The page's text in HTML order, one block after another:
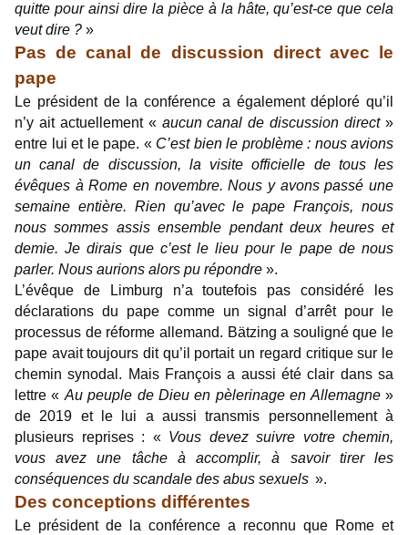
quitte pour ainsi dire la pièce à la hâte, qu’est-ce que cela
veut dire ? »
Pas de canal de discussion direct avec le
pape
Le président de la conférence a également déploré qu’il
n’y ait actuellement « aucun canal de discussion direct»
entre lui et le pape. « C’est bien le problème : nous avions
un canal de discussion, la visite officielle de tous les
évêques à Rome en novembre. Nous y avons passé une
semaine entière. Rien qu’avec le pape François, nous
nous sommes assis ensemble pendant deux heures et
demie. Je dirais que c’est le lieu pour le pape de nous
parler. Nous aurions alors pu répondre ».
L’évêque de Limburg n’a toutefois pas considéré les
déclarations du pape comme un signal d’arrêt pour le
processus de réforme allemand. Bätzing a souligné que le
pape avait toujours dit qu’il portait un regard critique sur le
chemin synodal. Mais François a aussi été clair dans sa
lettre « Au peuple de Dieu en pèlerinage en Allemagne»
de 2019 et le lui a aussi transmis personnellement à
plusieurs reprises : « Vous devez suivre votre chemin,
vous avez une tâche à accomplir, à savoir tirer les
conséquences du scandale des abus sexuels ».
Des conceptions différentes
Le président de la conférence a reconnu que Rome et